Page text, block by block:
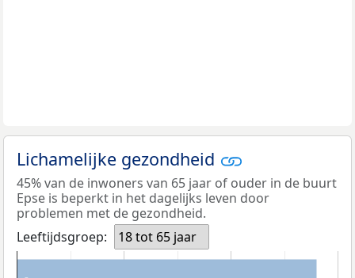
Lichamelijke gezondheid
45% van de inwoners van 65 jaar of ouder in de buurt
Epse is beperkt in het dagelijks leven door
problemen met de gezondheid.
Leeftijdsgroep:
18 tot 65 jaar